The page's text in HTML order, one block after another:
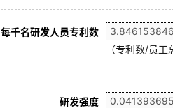
每千名研发人员专利数
（专利数/员
研发强度